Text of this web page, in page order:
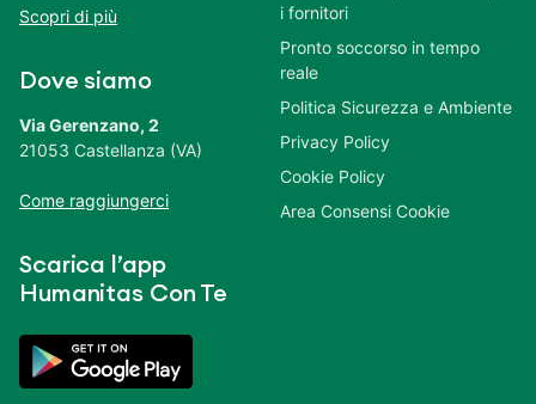
Scopri di più
Dove siamo
Via Gerenzano, 2
21053 Castellanza (VA)
Come raggiungerci
Scarica l’app
Humanitas Con Te
i fornitori
Pronto soccorso in tempo
reale
Politica Sicurezza e Ambiente
Privacy Policy
Cookie Policy
Area Consensi Cookie